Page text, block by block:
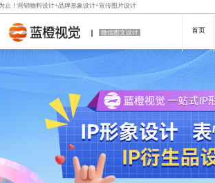
止！ 营销物料设计+品牌形象设计+宣传图片设计
微信图文设计 首页